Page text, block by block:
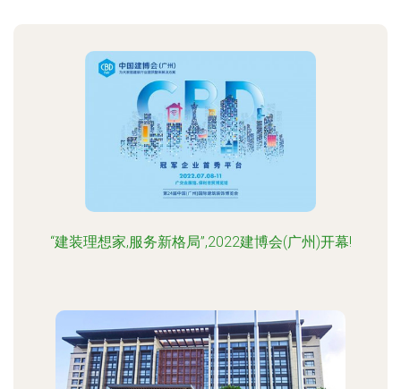
“建装理想家,服务新格局”,2022建博会(广州)开幕!